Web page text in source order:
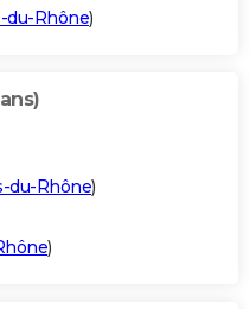
du-Rhône)
du-Rhône)
)